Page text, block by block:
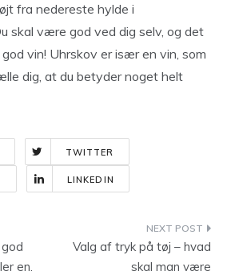
fra nedereste hylde i
skal være god ved dig selv, og det
vin! Uhrskov er især en vin, som
dig, at du betyder noget helt
TWITTER
LINKEDIN
en,
Valg af tryk på tøj – hvad
skal man være